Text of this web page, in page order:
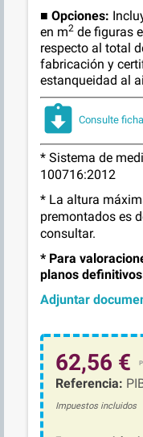
■ Opciones:
en m2 de figuras
respecto al total
fabricación y
estanqueidad al
assignment_returned Consulte
* Sistema de
100716:2012
* La altura
premontados es
consultar.
* Para
planos
Adjuntar
62,56 €
Referencia:
Impuestos incluidos